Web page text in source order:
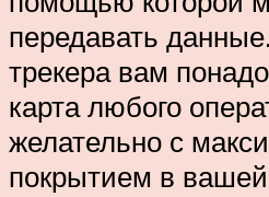
передавать
трекера вам
карта любого
желательно с
покрытием в